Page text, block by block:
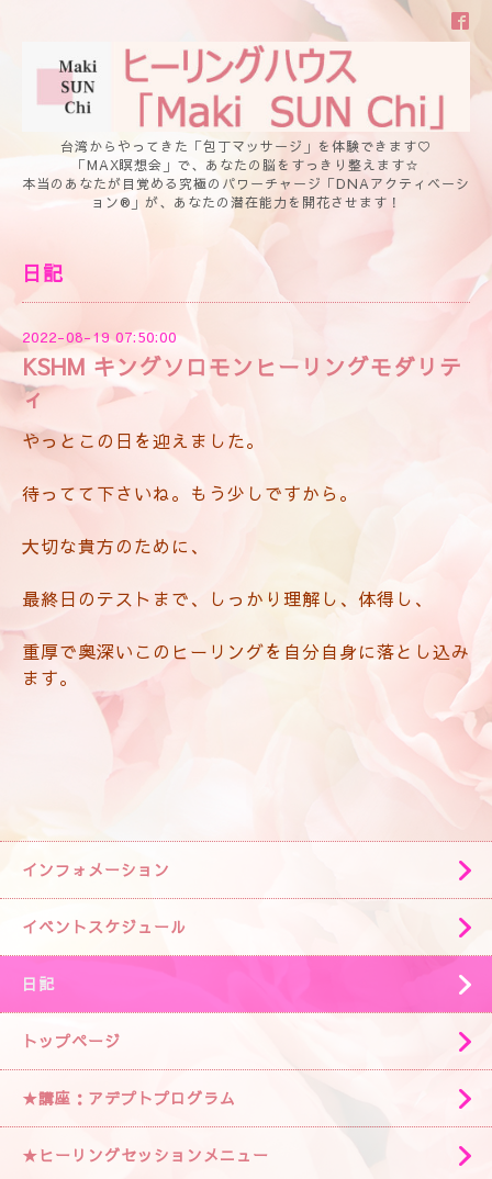
台湾からやってきた「包丁マッサージ」を体験できます♡
「MAX瞑想会」で、あなたの脳をすっきり整えます☆
本当のあなたが目覚める究極のパワーチャージ「DNAアクティベーシ
ョン®」が、あなたの潜在能力を開花させます！
日記
2022-08-19 07:50:00
KSHM キングソロモンヒーリングモダリテ
ィ
やっとこの日を迎えました。
待ってて下さいね。もう少しですから。
大切な貴方のために、
最終日のテストまで、しっかり理解し、体得し、
重厚で奥深いこのヒーリングを自分自身に落とし込み
ます。
インフォメーション
イベントスケジュール
日記
トップページ
★講座：アデプトプログラム
★ヒーリングセッションメニュー